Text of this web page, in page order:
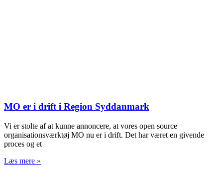
MO er i drift i Region Syddanmark
Vi er stolte af at kunne annoncere, at vores open source
organisationsværktøj MO nu er i drift. Det har været en givende
proces og et
Læs mere »